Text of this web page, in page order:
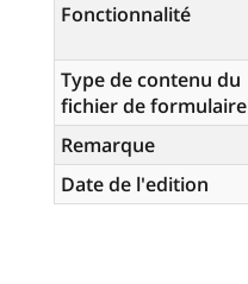
Fonctionnalité
Type de contenu du
fichier de formulaire
Remarque
Date de l'edition